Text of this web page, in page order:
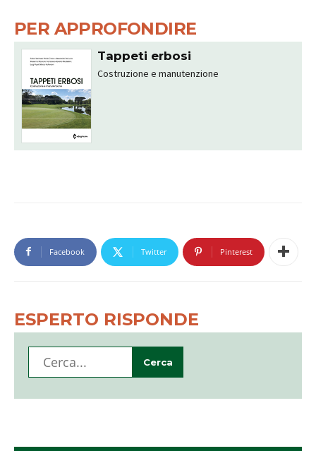
PER APPROFONDIRE
Tappeti erbosi
Costruzione e manutenzione
Facebook Twitter Pinterest
ESPERTO RISPONDE